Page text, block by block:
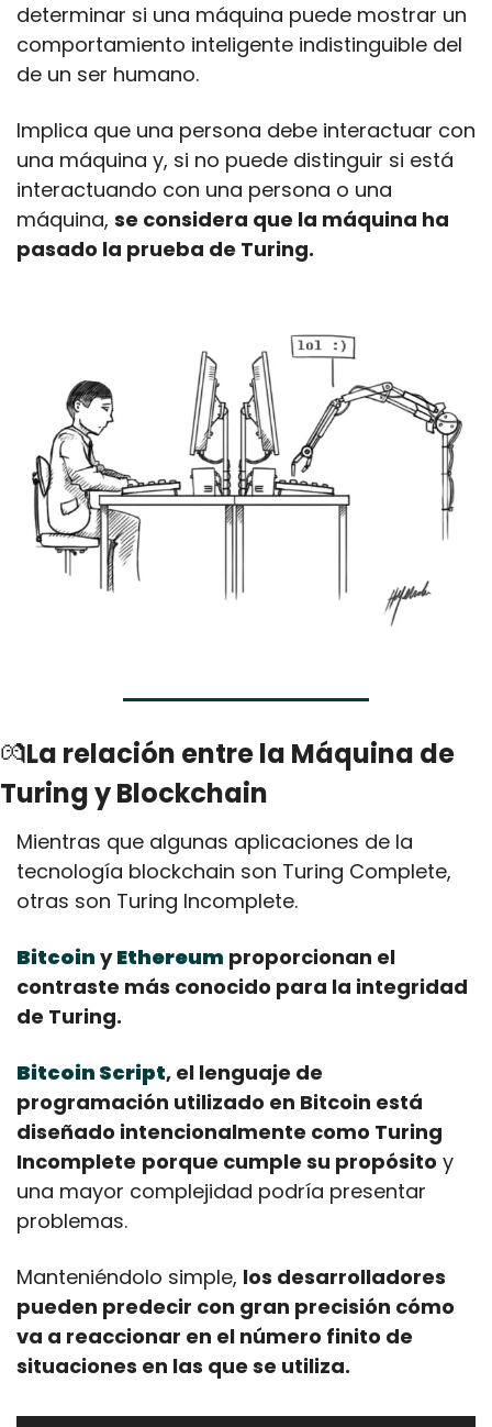
determinar si una máquina puede mostrar un
comportamiento inteligente indistinguible del
de un ser humano.
Implica que una persona debe interactuar con
una máquina y, si no puede distinguir si está
interactuando con una persona o una
máquina, se considera que la máquina ha
pasado la prueba de Turing.
💏La relación entre la Máquina de
Turing y Blockchain
Mientras que algunas aplicaciones de la
tecnología blockchain son Turing Complete,
otras son Turing Incomplete.
Bitcoin y Ethereum proporcionan el
contraste más conocido para la integridad
de Turing.
Bitcoin Script, el lenguaje de
programación utilizado en Bitcoin está
diseñado intencionalmente como Turing
Incomplete porque cumple su propósito y
una mayor complejidad podría presentar
problemas.
Manteniéndolo simple, los desarrolladores
pueden predecir con gran precisión cómo
va a reaccionar en el número finito de
situaciones en las que se utiliza.